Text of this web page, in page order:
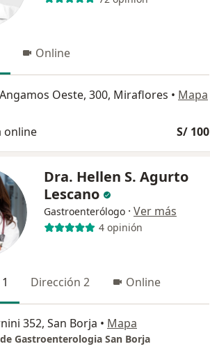
Online
Oeste, 300, Miraflores • Mapa
online S/ 100
Dra. Hellen S. Agurto
Lescano
Gastroenterólogo · Ver más
4 opinión
Dirección 2 Online
352, San Borja • Mapa
Gastroenterologia San Borja